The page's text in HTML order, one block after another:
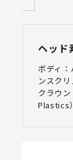
ヘッド
ボディ
ンスクリ
クラウ
Plastics）